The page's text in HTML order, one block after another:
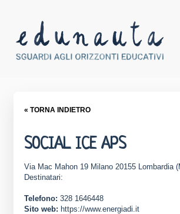
« TORNA INDIETRO
SOCIAL ICE APS
Via Mac Mahon 19 Milano 20155 Lombardia
Destinatari:
Telefono: 328 1646448
Sito web: https://www.energiadi.it